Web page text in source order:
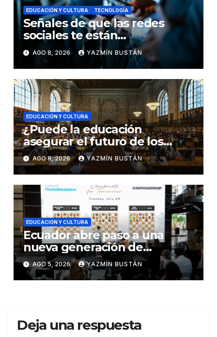
EDUCACIÓN Y CULTURA TECNOLOGÍA
Señales de que las redes
sociales te están
consumiendo
AGO 8, 2026 YAZMÍN BUSTÁN
EDUCACIÓN Y CULTURA
¿Puede la educación
asegurar el futuro de los
profesionales ecuatorianos
de aquí al 2030?
AGO 8, 2026 YAZMÍN BUSTÁN
EDUCACIÓN Y CULTURA
Ecuador abre paso a una
nueva generación de
ajedrecistas con Future
Grandmasters, el programa
de Karpowership
AGO 5, 2026 YAZMÍN BUSTÁN
Deja una respuesta